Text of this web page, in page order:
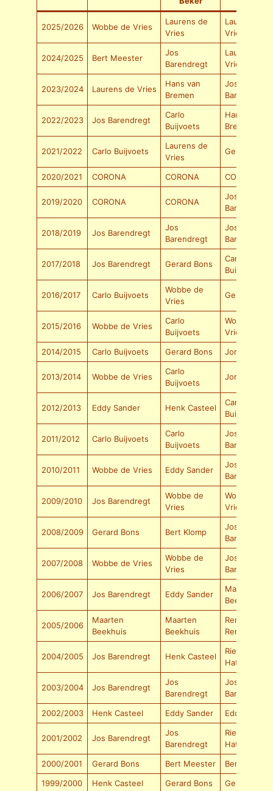
2025/2026 Wobbe de Vries
Laurens de
Vries
Laurens de
Vries
2024/2025 Bert Meester
Jos
Barendregt
Laurens de
Vries
2023/2024 Laurens de Vries
Hans van
Bremen
Jos
Barendregt
2022/2023 Jos Barendregt
Carlo
Buijvoets
Hans van
Bremen
2021/2022 Carlo Buijvoets
Laurens de
Vries
Gerald Visch
2020/2021 CORONA CORONA CORONA
2019/2020 CORONA CORONA
Jos
Barendregt
2018/2019 Jos Barendregt
Jos
Barendregt
Jos
Barendregt
2017/2018 Jos Barendregt Gerard Bons
Carlo
Buijvoets
2016/2017 Carlo Buijvoets
Wobbe de
Vries
Gerard Bons
2015/2016 Wobbe de Vries
Carlo
Buijvoets
Wobbe de
Vries
2014/2015
Carlo Buijvoets Gerard Bons Jorik Jonker
2013/2014 Wobbe de Vries
Carlo
Buijvoets
Jorik Jonker
2012/2013 Eddy Sander Henk Casteel
Carlo
Buijvoets
2011/2012 Carlo Buijvoets
Carlo
Buijvoets
Jos
Barendregt
2010/2011 Wobbe de Vries Eddy Sander
Jos
Barendregt
2009/2010 Jos Barendregt
Wobbe de
Vries
Wobbe de
Vries
2008/2009 Gerard Bons Bert Klomp
Jos
Barendregt
2007/2008 Wobbe de Vries
Wobbe de
Vries
Jos
Barendregt
2006/2007 Jos Barendregt Eddy Sander
Maarten
Beekhuis
2005/2006
Maarten
Beekhuis
Maarten
Beekhuis
René
Renders
2004/2005 Jos Barendregt Henk Casteel
Rien van
Hattum
2003/2004 Jos Barendregt
Jos
Barendregt
Jos
Barendregt
2002/2003
Henk Casteel Eddy Sander Eddy Sander
2001/2002 Jos Barendregt
Jos
Barendregt
Rien van
Hattum
2000/2001
Gerard Bons Bert Meester
Bert
1999/2000
Henk Casteel Gerard Bons Gerard Bons